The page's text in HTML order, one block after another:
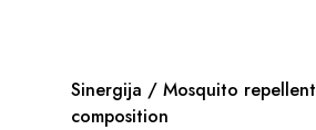
Sinergija / Mosquito repellent
composition